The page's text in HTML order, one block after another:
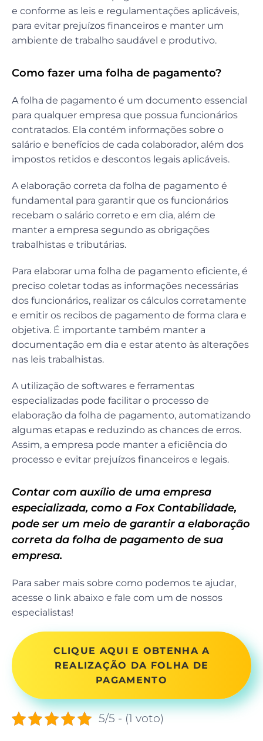
e conforme as leis e regulamentações aplicáveis,
para evitar prejuízos financeiros e manter um
ambiente de trabalho saudável e produtivo.
Como fazer uma folha de pagamento?
A folha de pagamento é um documento essencial
para qualquer empresa que possua funcionários
contratados. Ela contém informações sobre o
salário e benefícios de cada colaborador, além dos
impostos retidos e descontos legais aplicáveis.
A elaboração correta da folha de pagamento é
fundamental para garantir que os funcionários
recebam o salário correto e em dia, além de
manter a empresa segundo as obrigações
trabalhistas e tributárias.
Para elaborar uma folha de pagamento eficiente, é
preciso coletar todas as informações necessárias
dos funcionários, realizar os cálculos corretamente
e emitir os recibos de pagamento de forma clara e
objetiva. É importante também manter a
documentação em dia e estar atento às alterações
nas leis trabalhistas.
A utilização de softwares e ferramentas
especializadas pode facilitar o processo de
elaboração da folha de pagamento, automatizando
algumas etapas e reduzindo as chances de erros.
Assim, a empresa pode manter a eficiência do
processo e evitar prejuízos financeiros e legais.
Contar com auxílio de uma empresa
especializada, como a Fox Contabilidade,
pode ser um meio de garantir a elaboração
correta da folha de pagamento de sua
empresa.
Para saber mais sobre como podemos te ajudar,
acesse o link abaixo e fale com um de nossos
especialistas!
CLIQUE AQUI E OBTENHA A
REALIZAÇÃO DA FOLHA DE
PAGAMENTO
5/5 - (1 voto)